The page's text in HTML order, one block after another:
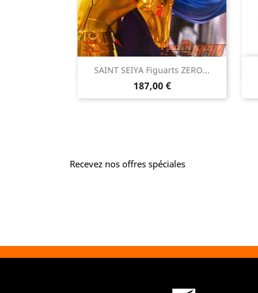
SAINT SEIYA Figuarts ZERO...
Prix
187,00 €
Aperçu rapide
Recevez nos offres spéciales